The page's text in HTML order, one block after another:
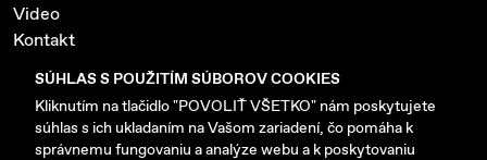
Video
Kontakt
Ochrana súkromia a cookies
Nastavenie cookies
www.mgmotor-slovakia.sk
SÚHLAS S POUŽITÍM SÚBOROV COOKIES
Kliknutím na tlačidlo "POVOLIŤ VŠETKO" nám poskytujete
súhlas s ich ukladaním na Vašom zariadení, čo pomáha k
správnemu fungovaniu a analýze webu a k poskytovaniu